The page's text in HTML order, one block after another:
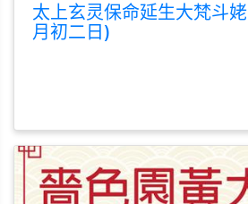
太上玄灵保命延生大梵斗
月初二日)